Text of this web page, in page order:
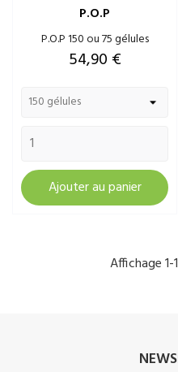
P.O.P
P.O.P 150 ou 75 gélules
Prix
54,90 €
Ajouter au panier
Affichage 1-